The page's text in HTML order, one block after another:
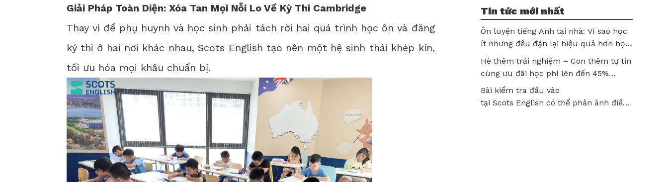
Giải Pháp Toàn Diện: Xóa Tan Mọi Nỗi Lo Về Kỳ Thi Cambridge
Thay vì để phụ huynh và học sinh phải tách rời hai quá trình học ôn và đăng
ký thi ở hai nơi khác nhau, Scots English tạo nên một hệ sinh thái khép kín,
tối ưu hóa mọi khâu chuẩn bị.
Tin tức mới nhất
Ôn luyện tiếng Anh tại nhà: Vì sao học
ít nhưng đều đặn lại hiệu quả hơn học
thật lâu?
Hè thêm trải nghiệm – Con thêm tự tin
cùng ưu đãi học phí lên đến 45%
tại Scots English
Bài kiểm tra đầu vào
tại Scots English có thể phản ánh điều